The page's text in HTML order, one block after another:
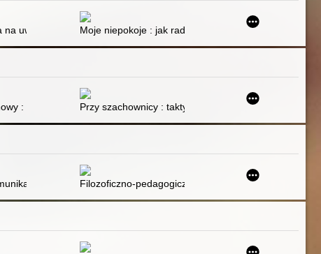
opanować emocje i zaakceptować siebie dzięki technikom uważności
na uważności u chorych na depresję
Moje niepokoje : jak radzić sobie z lękiem i stresem,
: program dla szkół i przedszkoli. Cz. 1
Przy szachownicy : taktyka i strategia
pomógł rodzinom na całym świecie
alternatywnej i wspomagającej w pracy z dzieckiem z
Filozoficzno-pedagogiczny obraz sytuacji rodziców